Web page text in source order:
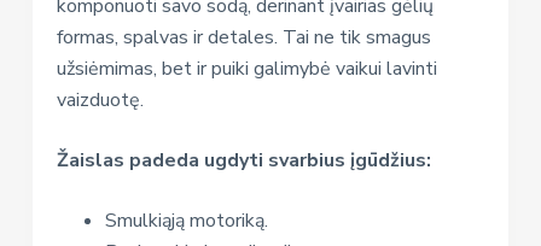
komponuoti savo sodą, derinant įvairias gėlių
formas, spalvas ir detales. Tai ne tik smagus
užsiėmimas, bet ir puiki galimybė vaikui lavinti
vaizduotę.
Žaislas padeda ugdyti svarbius įgūdžius:
Smulkiąją motoriką.